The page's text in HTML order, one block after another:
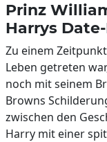
Prinz
Harrys
Zu einem
Leben getreten
noch mit seinem
Browns
zwischen den
Harry mit einer